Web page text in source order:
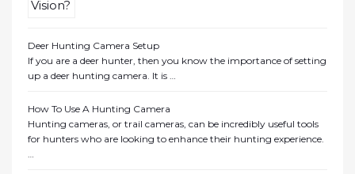
Deer Hunting Camera Setup
If you are a deer hunter, then you know the importance of setting
up a deer hunting camera. It is …
How To Use A Hunting Camera
Hunting cameras, or trail cameras, can be incredibly useful tools
for hunters who are looking to enhance their hunting experience.